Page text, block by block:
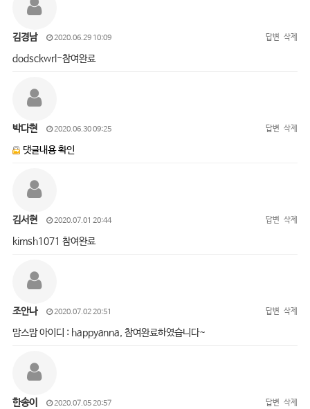
김경남 2020.06.29 10:09 답변 삭제
dodsckwrl-참여완료
박다현 2020.06.30 09:25 답변 삭제
댓글내용 확인
김서현 2020.07.01 20:44 답변 삭제
kimsh1071 참여완료
조안나 2020.07.02 20:51 답변 삭제
맘스맘 아이디 : happyanna, 참여완료하였습니다~
한송이 2020.07.05 20:57 답변 삭제